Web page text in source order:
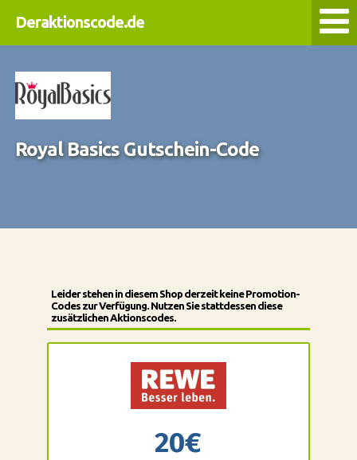
Deraktionscode.de
Royal Basics Gutschein-Code
Leider stehen in diesem Shop derzeit keine Promotion-
Codes zur Verfügung. Nutzen Sie stattdessen diese
zusätzlichen Aktionscodes.
20€